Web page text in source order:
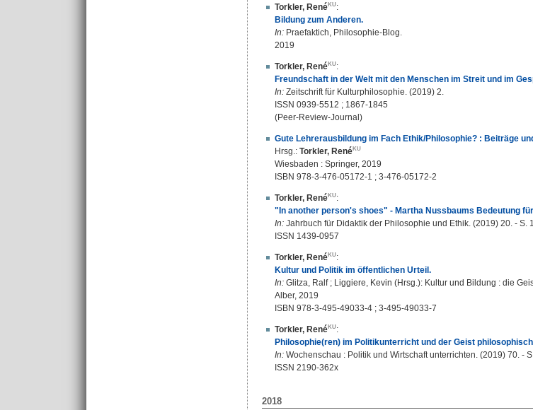
Torkler, René
:
Bildung zum Anderen.
In: Praefaktich, Philosophie-Blog.
2019
Torkler, René
:
Freundschaft in der Welt mit den Menschen im Streit und im
In: Zeitschrift für Kulturphilosophie. (2019) 2.
ISSN 0939-5512 ; 1867-1845
(Peer-Review-Journal)
Gute Lehrerausbildung im Fach Ethik/Philosophie? : Beiträge
Hrsg.: Torkler, René
Wiesbaden : Springer, 2019
ISBN 978-3-476-05172-1 ; 3-476-05172-2
Torkler, René
:
"In another person's shoes" - Martha Nussbaums Bedeutung
In: Jahrbuch für Didaktik der Philosophie und Ethik. (2019) 20. - S.
ISSN 1439-0957
Torkler, René
:
Kultur und Politik im öffentlichen Urteil.
In: Glitza, Ralf ; Liggiere, Kevin (Hrsg.): Kultur und Bildung : die
Alber, 2019
ISBN 978-3-495-49033-4 ; 3-495-49033-7
Torkler, René
:
Philosophie(ren) im Politikunterricht und der Geist
In: Wochenschau : Politik und Wirtschaft unterrichten. (2019) 70. -
ISSN 2190-362x
2018